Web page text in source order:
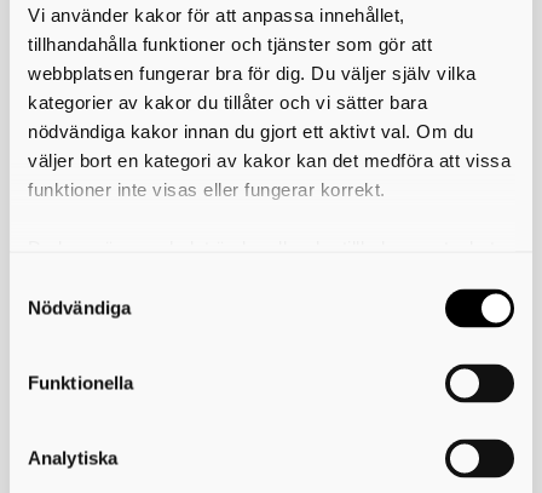
Vi använder kakor för att anpassa innehållet,
tillhandahålla funktioner och tjänster som gör att
webbplatsen fungerar bra för dig. Du väljer själv vilka
kategorier av kakor du tillåter och vi sätter bara
nödvändiga kakor innan du gjort ett aktivt val. Om du
väljer bort en kategori av kakor kan det medföra att vissa
funktioner inte visas eller fungerar korrekt.
användning av kakor som du hittar längst ner på sidan
Nödvändiga
Funktionella
Analytiska
Nu erbjuder vi även att skicka pdf-fakturor till företag via e-post.
Informera oss om vilken e-postadress ert företag önskar få sin
faktura till genom att antingen ringa oss på 0500- 49 36 30 eller maila
oss tillinfo@miljoskaraborg.se.
Skriv ut
Telefon:
info@miljoskaraborg.se
Miljösamverkan östra Skaraborg